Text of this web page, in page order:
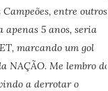
entre outros.
5 anos, seria
marcando um gol
NAÇÃO. Me lembro do
a derrotar o